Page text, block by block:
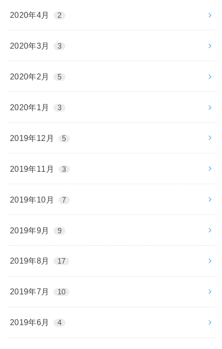
2020年4月 2
2020年3月 3
2020年2月 5
2020年1月 3
2019年12月 5
2019年11月 3
2019年10月 7
2019年9月 9
2019年8月 17
2019年7月 10
2019年6月 4